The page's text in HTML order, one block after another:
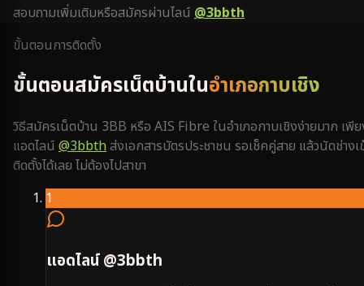
สอบถามเพิ่มเติมหรือสมัครผ่านไลน์ @3bbth
ขั้นตอนการติดตั้ง
ขั้นตอนสมัครเน็ตบ้านในอำเภอกาบเชิง
วิธีสมัครเน็ตบ้าน 3BB หรือ AIS Fibre ในอำเภอกาบเชิงง่ายมาก เพี
แอดไลน์ @3bbthส่งเอกสารบัตรประชาชน รอเช็คคู่สาย แล้วนัดช่างเ
ติดตั้งได้เลย ไม่ต้องไปสาขา
1
แอดไลน์ @3bbth